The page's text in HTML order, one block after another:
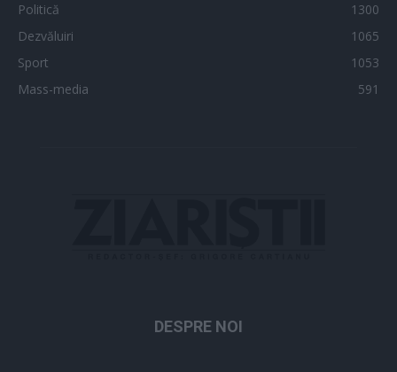
Politică
1300
Dezvăluiri
1065
Sport
1053
Mass-media
591
DESPRE NOI